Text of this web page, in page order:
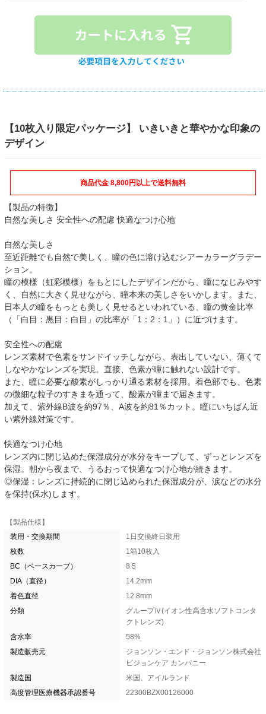
【10枚入り限定パッケージ】 いきいきと華やかな印象の
デザイン
商品代金 8,800円以上で送料無料
【製品の特徴】
自然な美しさ 安全性への配慮 快適なつけ心地
自然な美しさ
至近距離でも自然で美しく、瞳の色に溶け込むシアーカラーグラデー
ション。
瞳の模様（虹彩模様）をもとにしたデザインだから、瞳になじみやす
く、自然に大きく見せながら、瞳本来の美しさをいかします。また、
日本人の瞳をもっとも美しく見せるといわれている、瞳の黄金比率
（「白目：黒目：白目」の比率が「1：2：1」）に近づけます。
安全性への配慮
レンズ素材で色素をサンドイッチしながら、表出していない、薄くて
しなやかなレンズを実現。直接、色素が瞳に触れない設計です。
また、瞳に必要な酸素がしっかり通る素材を採用。着色部でも、色素
の微細な粒子のすきまを通って、酸素が瞳まで届きます。
加えて、紫外線B波を約97％、A波を約81％カット。瞳にいちばん近
い紫外線対策です。
快適なつけ心地
レンズ内に閉じ込めた保湿成分が水分をキープして、ずっとレンズを
保湿。朝から夜まで、うるおって快適なつけ心地が続きます。
◎保湿：レンズに持続的に閉じ込められた保湿成分が、涙などの水分
を保持(保水)します。
【製品仕様】
装用・交換期間
1日交換終日装用
枚数
1箱10枚入
BC（ベースカーブ）
8.5
DIA（直径）
14.2mm
着色直径
12.8mm
分類
グループⅣ(イオン性高含水ソフトコンタ
クトレンズ)
含水率
58%
製造販売元
ジョンソン・エンド・ジョンソン株式会社
ビジョンケア カンパニー
製造国
米国、アイルランド
高度管理医療機器承認番号
22300BZX00126000